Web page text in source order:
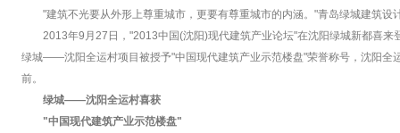
"建筑不光要从外形上尊重城市，更要有尊重城市的内涵。"青岛绿城建筑
2013年9月27日，"2013中国(沈阳)现代建筑产业论坛"在沈阳绿城新都喜
绿城——沈阳全运村项目被授予"中国现代建筑产业示范楼盘"荣誉称号，沈阳全
前。
绿城——沈阳全运村喜获
"中国现代建筑产业示范楼盘"